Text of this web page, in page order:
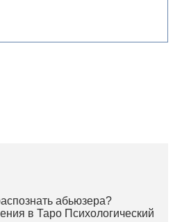
абьюзера?
в Таро Психологический